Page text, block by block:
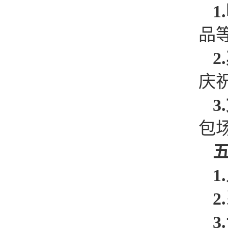
1.
品
2.
庆
包
1.
2.
3.